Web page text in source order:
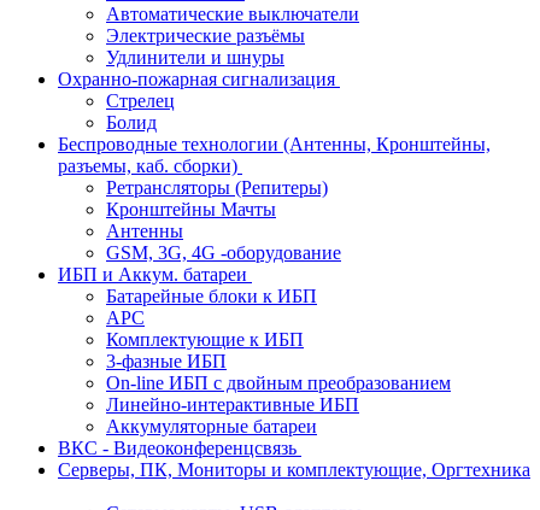
Автоматические выключатели
Электрические разъёмы
Удлинители и шнуры
Охранно-пожарная сигнализация
Стрелец
Болид
Беспроводные технологии (Антенны, Кронштейны,
разъемы, каб. сборки)
Ретрансляторы (Репитеры)
Кронштейны Мачты
Антенны
GSM, 3G, 4G -оборудование
ИБП и Аккум. батареи
Батарейные блоки к ИБП
APC
Комплектующие к ИБП
3-фазные ИБП
On-line ИБП с двойным преобразованием
Линейно-интерактивные ИБП
Аккумуляторные батареи
ВКС - Видеоконференцсвязь
Серверы, ПК, Мониторы и комплектующие, Оргтехника